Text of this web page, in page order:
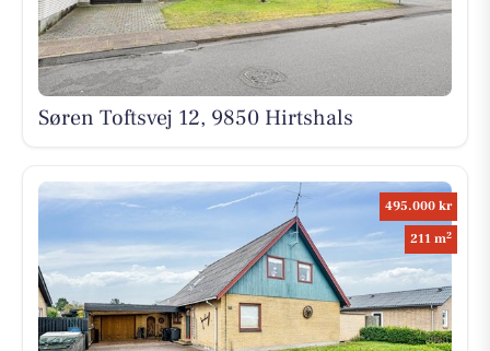
Søren Toftsvej 12, 9850 Hirtshals
495.000 kr
211 m2